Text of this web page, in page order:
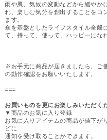
雨や風、気候の変動などから緩やか
れ、楽しむ気分を創出することをコ
ます。
傘を基盤としたライフスタイル全般
て、持って、使って、ハッピーにな
※お手元に商品が届きましたら、ご
の動作確認をお願いいたします。
===
お買いものを更にお楽しみいただく
▼商品のお気に入り登録
お気に入りアイテムの商品が値下が
どに
通知を受け取ることができます。